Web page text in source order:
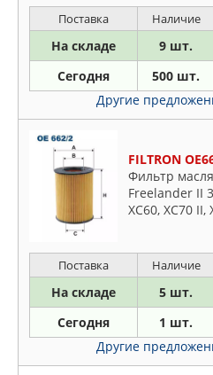
Поставка Наличие
На складе 9 шт.
Сегодня 500 шт.
Другие
FILTRON
Фильтр
Freelander II
XC60, XC70 II,
Поставка Наличие
На складе 5 шт.
Сегодня 1 шт.
Другие